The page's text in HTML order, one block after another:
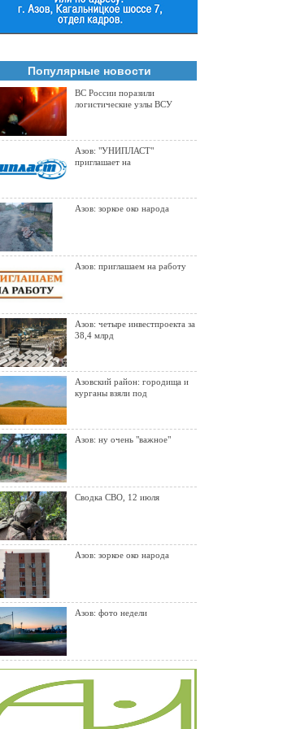
Популярные новости
ВС России поразили
логистические узлы ВСУ
Азов: "УНИПЛАСТ"
приглашает на
Азов: зоркое око народа
Азов: приглашаем на работу
Азов: четыре инвестпроекта за
38,4 млрд
Азовский район: городища и
курганы взяли под
Азов: ну очень "важное"
Сводка СВО, 12 июля
Азов: зоркое око народа
Азов: фото недели